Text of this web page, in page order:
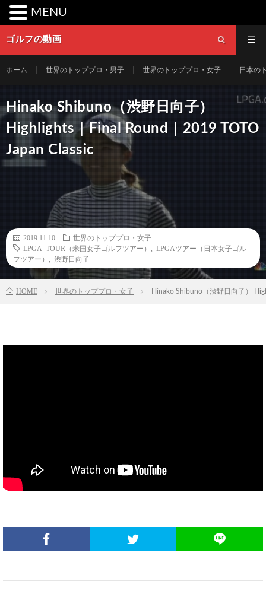
ゴルフの動画
ホーム 世界のトッププロ・男子 世界のトッププロ・女子 日本の
Hinako Shibuno（渋野日向子）
Highlights｜Final Round｜2019 TOTO
Japan Classic
2019.11.10
世界のトッププロ・女子
LPGA TOUR（米国女子ゴルフツアー）
LPGAツアー（日本女子ゴル
フツアー）
渋野日向子
HOME 世界のトッププロ・女子 Hinako Shibuno（渋野日向子）
MENU